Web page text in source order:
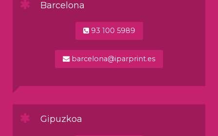
Barcelona
93 100 5989
barcelona@iparprint.es
Gipuzkoa